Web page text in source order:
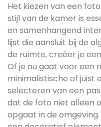
Het kiezen van een
stijl van de kamer is
en samenhangend
lijst die aansluit bij de
de ruimte, creëer je
Of je nu gaat voor een
minimalistische of juist
selecteren van een
dat de foto niet alleen
opgaat in de